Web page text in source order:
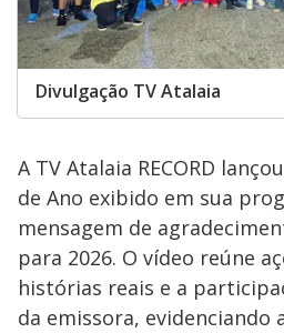
Divulgação TV Atalaia
A TV Atalaia RECORD
de Ano exibido em sua
mensagem de
para 2026. O vídeo reúne
histórias reais e a
da emissora, evidenciando